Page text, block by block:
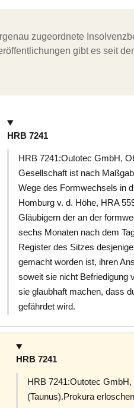
zugeordnete
gibt es seit
HRB 7241
HRB 7241:Outotec GmbH,
Gesellschaft ist nach
Wege des Formwechsels in
Homburg v. d. Höhe, HRA
Gläubigern der an der
sechs Monaten nach dem
Register des Sitzes
gemacht worden ist, ihren
soweit sie nicht Befriedigung
sie glaubhaft machen, dass
gefährdet wird.
HRB 7241
HRB 7241:Outotec
(Taunus).Prokura